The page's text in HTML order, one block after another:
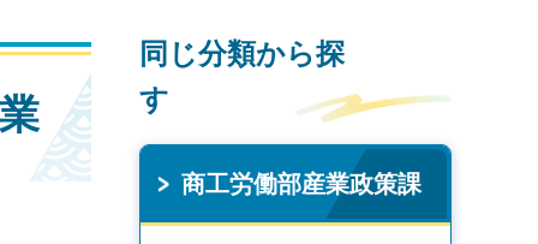
同じ分類から探
す
商工労働部産業政策課